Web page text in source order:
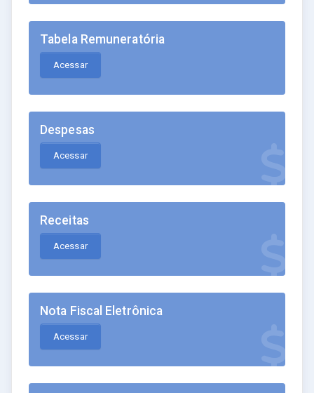
Tabela Remuneratória
Acessar
Despesas
Acessar
Receitas
Acessar
Nota Fiscal Eletrônica
Acessar